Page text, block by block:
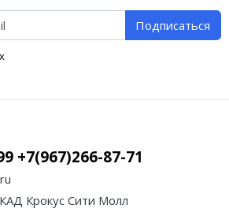
Подписаться
+7(967)266-87-71
Крокус Сити Молл